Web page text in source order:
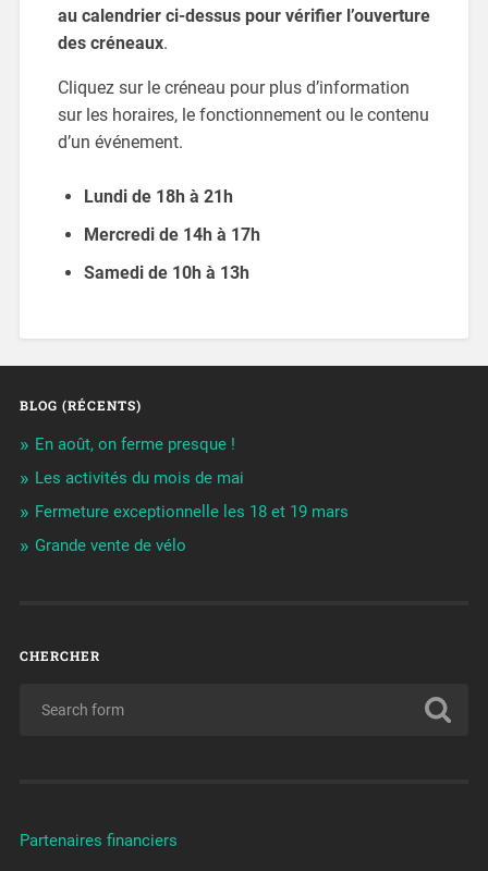
au calendrier ci-dessus pour vérifier l’ouverture
des créneaux.
Cliquez sur le créneau pour plus d’information
sur les horaires, le fonctionnement ou le contenu
d’un événement.
Lundi de 18h à 21h
Mercredi de 14h à 17h
Samedi de 10h à 13h
BLOG (RÉCENTS)
En août, on ferme presque !
Les activités du mois de mai
Fermeture exceptionnelle les 18 et 19 mars
Grande vente de vélo
CHERCHER
Partenaires financiers